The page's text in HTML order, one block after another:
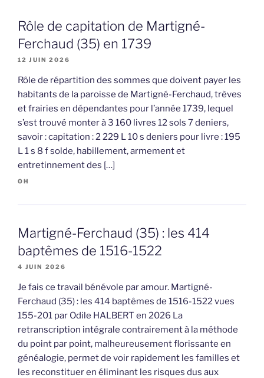
Rôle de capitation de Martigné-
Ferchaud (35) en 1739
12 JUIN 2026
Rôle de répartition des sommes que doivent payer les
habitants de la paroisse de Martigné-Ferchaud, trèves
et frairies en dépendantes pour l’année 1739, lequel
s’est trouvé monter à 3 160 livres 12 sols 7 deniers,
savoir : capitation : 2 229 L 10 s deniers pour livre : 195
L 1 s 8 f solde, habillement, armement et
entretinnement des […]
OH
Martigné-Ferchaud (35) : les 414
baptêmes de 1516-1522
4 JUIN 2026
Je fais ce travail bénévole par amour. Martigné-
Ferchaud (35) : les 414 baptêmes de 1516-1522 vues
155-201 par Odile HALBERT en 2026 La
retranscription intégrale contrairement à la méthode
du point par point, malheureusement florissante en
généalogie, permet de voir rapidement les familles et
les reconstituer en éliminant les risques dus aux